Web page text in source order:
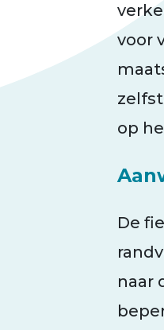
voor
op
De
naar